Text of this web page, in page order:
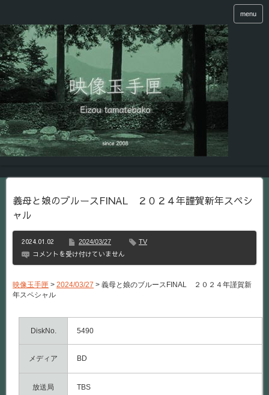
menu
義母と娘のブルースFINAL ２０２４年謹賀新年スペシ
ャル
2024.01.02 2024/03/27 TV
義
母
娘
の
ー
ス
０
年
コメントを受け付けていません
映像玉手匣 > 2024/03/27 > 義母と娘のブルースFINAL ２０２４年謹賀新
年スペシャル
DiskNo. 5490
メディア BD
放送局 TBS